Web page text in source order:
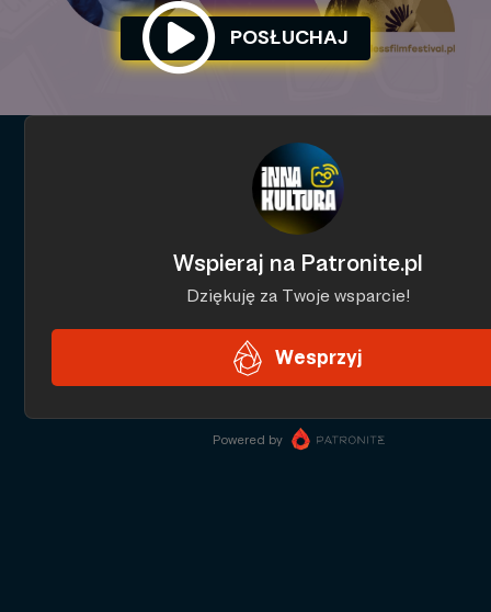
POSŁUCHAJ